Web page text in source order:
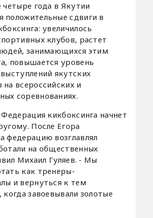
четыре года в Якутии
положительные сдвиги в
увеличилось
клубов, растет
занимающихся этим
повышается уровень
якутских
всероссийских и
соревнованиях.
кикбоксинга начнет
После Егора
федерацию возглавлял
на общественных
Михаил Гуляев. - Мы
как тренеры-
и вернуться к тем
когда завоевывали золотые